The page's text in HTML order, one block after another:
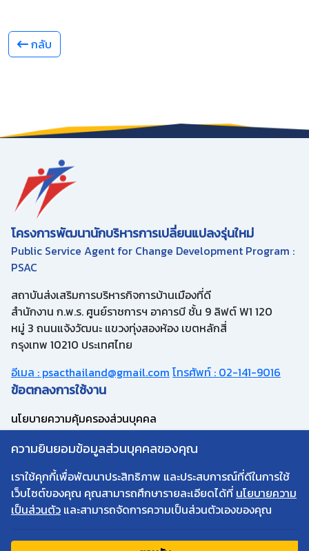
กลับ
โครงการพัฒนานักบริหารการเปลี่ยนแปลงรุ่นใหม่
Public Service Agent for Change Development Program :
PSAC
สถาบันส่งเสริมการบริหารกิจการบ้านเมืองที่ดี
สำนักงาน ก.พ.ร. ศูนย์ราชการฯ อาคารบี ชั้น 9 ลิฟต์ W1 120
หมู่ 3 ถนนแจ้งวัฒนะ แขวงทุ่งสองห้อง เขตหลักสี่
กรุงเทพ 10210 ประเทศไทย
อีเมล : psacthailand@gmail.com โทรศัพท์ : 02-141-9016
ข้อตกลงการใช้งาน
นโยบายความคุ้มครองส่วนบุคคล
แบบคำขอลบข้อมูลส่วนบุคคล
คำถามที่พบบ่อย
ติดตามข่าวสาร
ความยินยอมข้อมูลส่วนบุคคลของคุณ
เราใช้คุกกี้เพื่อพัฒนาประสิทธิภาพ และประสบการณ์ที่ดีในการใช้
เว็บไซต์ของคุณ คุณสามารถศึกษารายละเอียดได้ที่ นโยบายความ
เป็นส่วนตัว และสามารถจัดการความเป็นส่วนตัวเองของคุณ